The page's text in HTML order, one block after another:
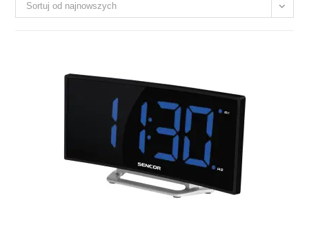
Sortuj od najnowszych